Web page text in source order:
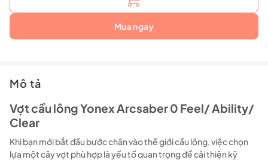
Mua ngay
Mô tả
Vợt cầu lông Yonex Arcsaber 0 Feel/ Ability/
Clear
Khi bạn mới bắt đầu bước chân vào thế giới cầu lông, việc chọn
lựa một cây vợt phù hợp là yếu tố quan trọng để cải thiện kỹ